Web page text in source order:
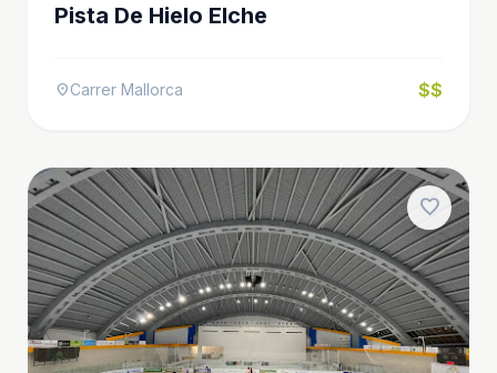
Pista De Hielo Elche
location_onCarrer Mallorca $$
favorite